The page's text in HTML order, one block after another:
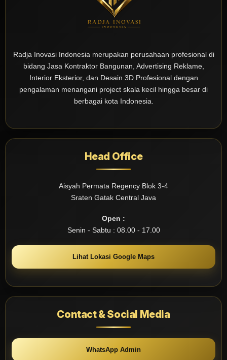
Radja Inovasi Indonesia merupakan perusahaan profesional di
bidang Jasa Kontraktor Bangunan, Advertising Reklame,
Interior Eksterior, dan Desain 3D Profesional dengan
pengalaman menangani project skala kecil hingga besar di
berbagai kota Indonesia.
Head Office
Aisyah Permata Regency Blok 3-4
Sraten Gatak Central Java
Open :
Senin - Sabtu : 08.00 - 17.00
Lihat Lokasi Google Maps
Contact & Social Media
WhatsApp Admin